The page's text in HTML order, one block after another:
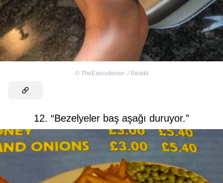
© TheExecutioner- / Reddit
12. “Bezelyeler baş aşağı duruyor.”